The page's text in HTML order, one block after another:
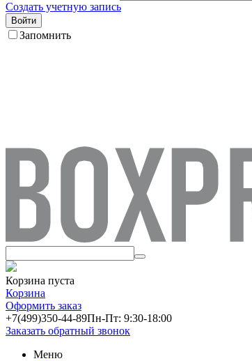
Создать учетную запись
Войти
Запомнить
Корзина пуста
Корзина
Оформить заказ
+7(499)350-44-89Пн-Пт: 9:30-18:00
Заказать обратный звонок
Меню